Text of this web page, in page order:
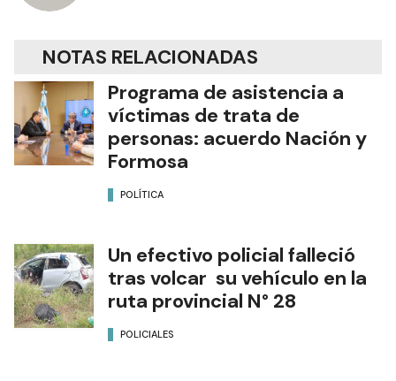
NOTAS RELACIONADAS
Programa de asistencia a
víctimas de trata de
personas: acuerdo Nación y
Formosa
POLÍTICA
Un efectivo policial falleció
tras volcar su vehículo en la
ruta provincial N° 28
POLICIALES